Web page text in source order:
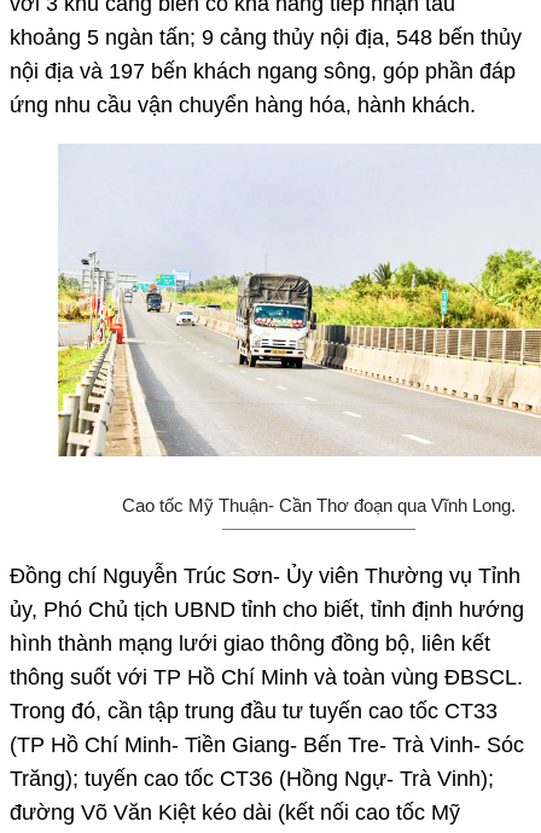
khoảng 5 ngàn tấn; 9 cảng thủy nội địa, 548 bến thủy
nội địa và 197 bến khách ngang sông, góp phần đáp
ứng nhu cầu vận chuyển hàng hóa, hành khách.
Cao tốc Mỹ Thuận- Cần Thơ đoạn qua Vĩnh Long.
Đồng chí Nguyễn Trúc Sơn- Ủy viên Thường vụ Tỉnh
ủy, Phó Chủ tịch UBND tỉnh cho biết, tỉnh định hướng
hình thành mạng lưới giao thông đồng bộ, liên kết
thông suốt với TP Hồ Chí Minh và toàn vùng ĐBSCL.
Trong đó, cần tập trung đầu tư tuyến cao tốc CT33
(TP Hồ Chí Minh- Tiền Giang- Bến Tre- Trà Vinh- Sóc
Trăng); tuyến cao tốc CT36 (Hồng Ngự- Trà Vinh);
đường Võ Văn Kiệt kéo dài (kết nối cao tốc Mỹ